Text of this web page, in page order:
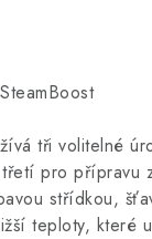
tři volitelné
pro přípravu
střídkou,
teploty, které